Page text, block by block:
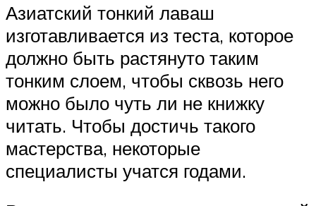
Азиатский тонкий лаваш
изготавливается из теста, которое
должно быть растянуто таким
тонким слоем, чтобы сквозь него
можно было чуть ли не книжку
читать. Чтобы достичь такого
мастерства, некоторые
специалисты учатся годами.